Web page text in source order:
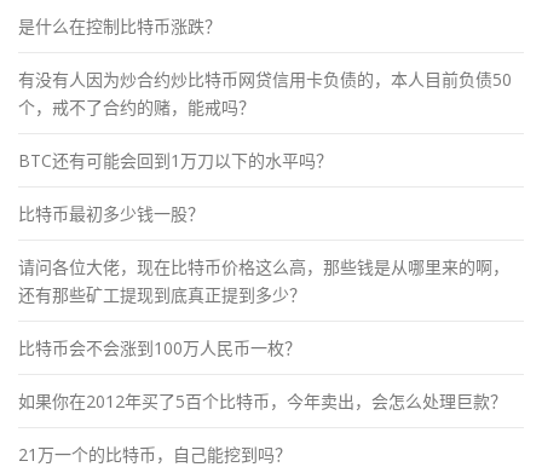
是什么在控制比特币涨跌？
有没有人因为炒合约炒比特币网贷信用卡负债的，本人目前负债50
个，戒不了合约的赌，能戒吗？
BTC还有可能会回到1万刀以下的水平吗？
比特币最初多少钱一股？
请问各位大佬，现在比特币价格这么高，那些钱是从哪里来的啊，
还有那些矿工提现到底真正提到多少？
比特币会不会涨到100万人民币一枚？
如果你在2012年买了5百个比特币，今年卖出，会怎么处理巨款？
21万一个的比特币，自己能挖到吗？